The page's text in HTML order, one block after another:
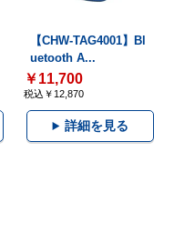
【CHW-TAG4001】Bl
uetooth A...
￥11,700
税込￥12,870
詳細を見る